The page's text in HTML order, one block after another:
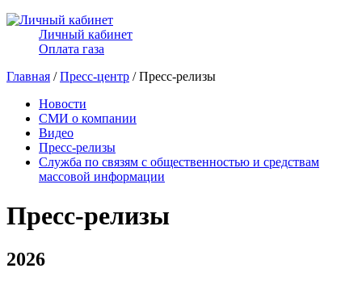
Личный кабинет
Оплата газа
Главная /Пресс-центр / Пресс-релизы
Новости
СМИ о компании
Видео
Пресс-релизы
Служба по связям с общественностью и средствам
массовой информации
Пресс-релизы
2026